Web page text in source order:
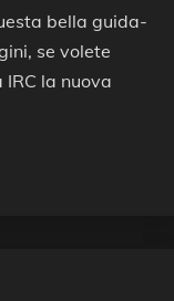
bella guida-
se volete
la nuova